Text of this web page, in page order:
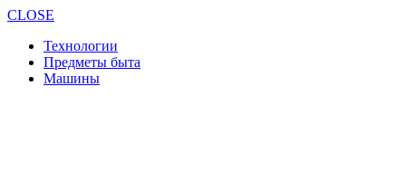
CLOSE
Технологии
Предметы быта
Машины